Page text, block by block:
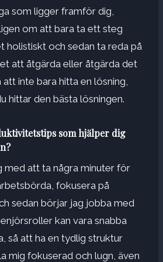
som ligger framför dig,
om att bara ta ett steg
holistiskt och sedan ta reda på
att åtgärda eller åtgärda det
inte bara hitta en lösning,
hittar den bästa lösningen.
som hjälper dig
med att ta några minuter för
fokusera på
sedan börjar jag jobba med
kan vara snabba
så att ha en tydlig struktur
mig fokuserad och lugn, även